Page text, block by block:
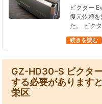
ビクター
復元依頼
た。 ビク
等…
続きを読む
GZ-HD30-S ビクタ
する必要があります
栄区